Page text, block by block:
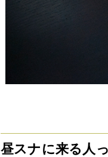
昼スナに来る人